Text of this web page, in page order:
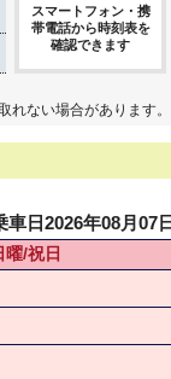
スマートフォン・携
帯電話から時刻表を
確認できます
ない場合があります。
車日2026年08月07日
曜/祝日